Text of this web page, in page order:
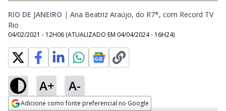
RIO DE JANEIRO | Ana Beatriz Araújo, do R7*, com Record TV
Rio
04/02/2021 - 12H06 (ATUALIZADO EM 04/04/2024 - 16H24)
A+ A-
Adicione como fonte preferencial no Google